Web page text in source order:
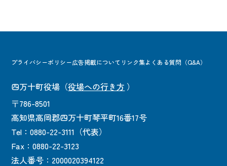
プライバシーポリシー広告掲載について リンク集よくある質問（Q&A）
四万十町役場 （役場への行き方 ）
〒786-8501
高知県高岡郡四万十町琴平町16番17号
Tel：0880-22-3111（代表）
Fax：0880-22-3123
法人番号：2000020394122